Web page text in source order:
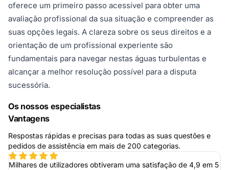
oferece um primeiro passo acessível para obter uma
avaliação profissional da sua situação e compreender as
suas opções legais. A clareza sobre os seus direitos e a
orientação de um profissional experiente são
fundamentais para navegar nestas águas turbulentas e
alcançar a melhor resolução possível para a disputa
sucessória.
Os nossos especialistas
Vantagens
Respostas rápidas e precisas para todas as suas questões e
pedidos de assistência em mais de 200 categorias.
Milhares de utilizadores obtiveram uma satisfação de 4,9 em 5